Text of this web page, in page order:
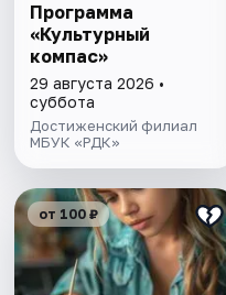
Программа
«Культурный
компас»
29 августа 2026 •
суббота
Достиженский филиал
МБУК «РДК»
от 100 ₽